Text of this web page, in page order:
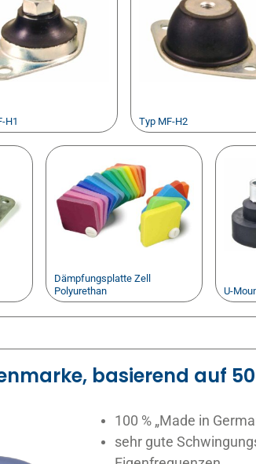
H1 Typ MF-H2
Dämpfungsplatte Zell
Polyurethan
U-
basierend auf
100 % „Made in
sehr gute